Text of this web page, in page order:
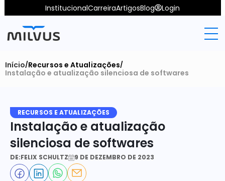
InstitucionalCarreiraArtigosBlog Login
Início/Recursos e Atualizações/
Instalação e atualização silenciosa de softwares
RECURSOS E ATUALIZAÇÕES
Instalação e atualização
silenciosa de softwares
DE:FELIX SCHULTZ 9 DE DEZEMBRO DE 2023